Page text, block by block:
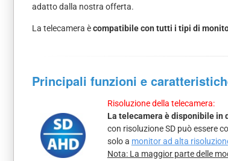
adatto dalla nostra offerta.
La telecamera ècompatibile con tutti i tipi di
Principali funzioni e
Risoluzione della telecamera:
La telecamera è disponibile in
con risoluzione SD può essere
solo a monitor ad alta
Nota: La maggior parte delle